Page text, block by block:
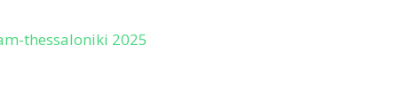
thessaloniki 2025